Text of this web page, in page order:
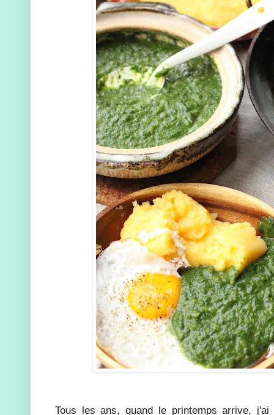
Tous les ans, quand le printemps arrive, j'ai